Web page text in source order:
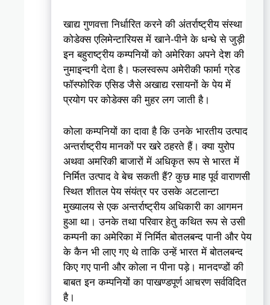
खाद्य गुणवत्ता निर्धारित करने की अंतर्राष्ट्रीय संस्था
कोडेक्स एलिमेन्टारियस में खाने-पीने के धन्धे से जुड़ी
इन बहुराष्ट्रीय कम्पनियों को अमेरिका अपने देश की
नुमाइन्दगी देता है। फलस्वरूप अमेरीकी फार्मा ग्रेड
फॉस्फोरिक एसिड जैसे अखाद्य रसायनों के पेय में
प्रयोग पर कोडेक्स की मुहर लग जाती है।
कोला कम्पनियों का दावा है कि उनके भारतीय उत्पाद
अन्तर्राष्ट्रीय मानकों पर खरे ठहरते हैं। क्या युरोप
अथवा अमरिकी बाजारों में अधिकृत रूप से भारत में
निर्मित उत्पाद वे बेच सकती हैं? कुछ माह पूर्व वाराणसी
स्थित शीतल पेय संयंत्र पर उसके अटलान्टा
मुख्यालय से एक अन्तर्राष्ट्रीय अधिकारी का आगमन
हुआ था। उनके तथा परिवार हेतु कथित रूप से उसी
कम्पनी का अमेरिका में निर्मित बोतलबन्द पानी और पेय
के कैन भी लाए गए थे ताकि उन्हें भारत में बोतलबन्द
किए गए पानी और कोला न पीना पड़े। मानदण्डों की
बाबत इन कम्पनियों का पाखण्डपूर्ण आचरण सर्वविदित
है।